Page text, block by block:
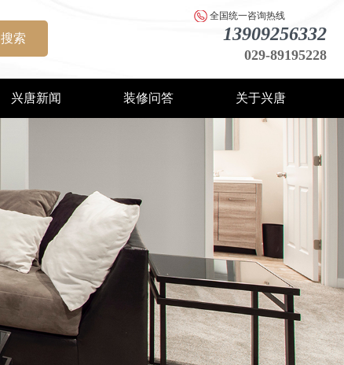
搜索
全国统一咨询热线
13909256332
029-89195228
兴唐新闻 装修问答 关于兴唐